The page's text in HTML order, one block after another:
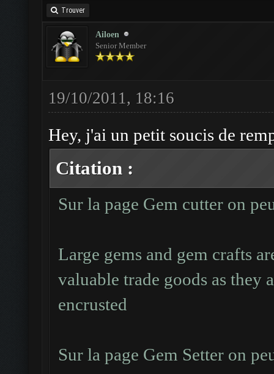
Trouver
Ailoen
Senior Member
19/10/2011, 18:16
Hey, j'ai un petit soucis de
Citation :
Sur la page Gem cutter on
Large gems and gem crafts
valuable trade goods as they
encrusted
Sur la page Gem Setter on